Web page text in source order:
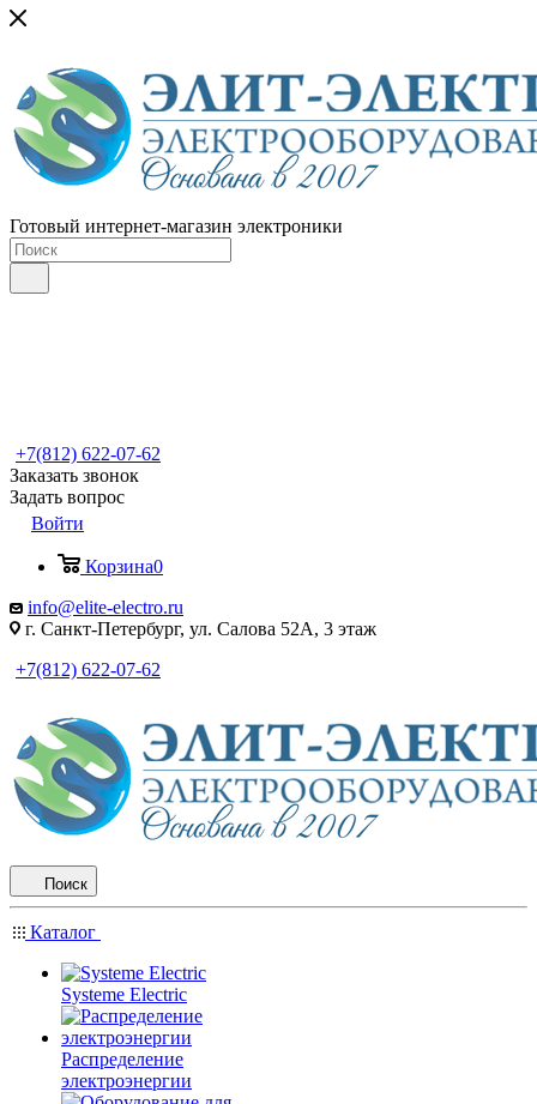
Готовый интернет-магазин электроники
+7(812) 622-07-62
Заказать звонок
Задать вопрос
Войти
Корзина0
info@elite-electro.ru
г. Санкт-Петербург, ул. Салова 52А, 3 этаж
+7(812) 622-07-62
Поиск
Каталог
Systeme Electric
Распределение
электроэнергии